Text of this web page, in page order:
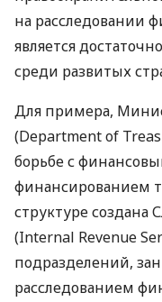
на расследовании
является
среди развитых
Для примера,
(Department of
борьбе с
финансированием
структуре создана
(Internal Revenue
подразделений,
расследованием